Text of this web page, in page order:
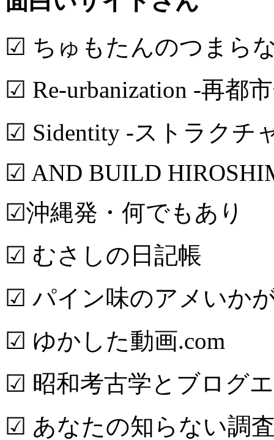
☑ ちゅもたんのつまら
☑ Re-urbanization -再都
☑ Sidentity -ストラクチ
☑ AND BUILD
☑沖縄発・何でもあり
☑ むさしの日記帳
☑ パイン味のアメいか
☑ ゆかした動画.com
☑ 昭和考古学とブログ
☑ あなたの知らない調